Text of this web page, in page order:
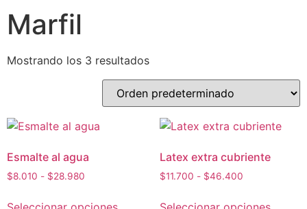
Marfil
Mostrando los 3 resultados
Esmalte al agua
$8.010 - $28.980
Latex extra cubriente
$11.700 - $46.400